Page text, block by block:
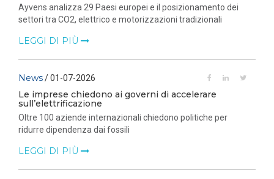
Ayvens analizza 29 Paesi europei e il posizionamento dei
settori tra CO2, elettrico e motorizzazioni tradizionali
LEGGI DI PIÙ
News/ 01-07-2026
Le imprese chiedono ai governi di accelerare
sull’elettrificazione
Oltre 100 aziende internazionali chiedono politiche per
ridurre dipendenza dai fossili
LEGGI DI PIÙ